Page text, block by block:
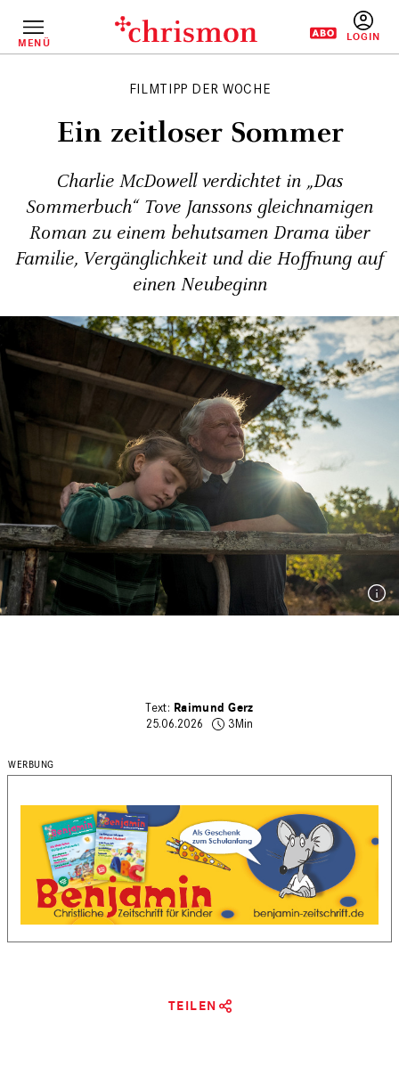
InhaltMENÜ
FILMTIPP DER WOCHE
Ein zeitloser Sommer
Charlie McDowell verdichtet in „Das
Sommerbuch“ Tove Janssons gleichnamigen
Roman zu einem behutsamen Drama über
Familie, Vergänglichkeit und die Hoffnung auf
einen Neubeginn
Raimund Gerz
25.06.2026
3Min
TEILEN